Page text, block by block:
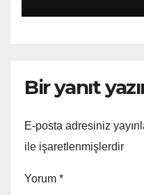
Bir yanıt
E-posta adresiniz
ile işaretlenmişlerdir
Yorum *